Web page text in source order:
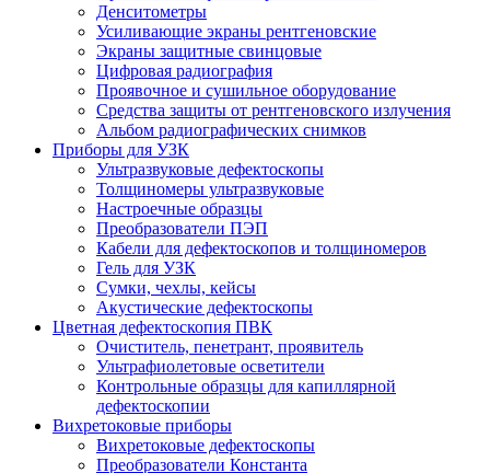
Денситометры
Усиливающие экраны рентгеновские
Экраны защитные свинцовые
Цифровая радиография
Проявочное и сушильное оборудование
Средства защиты от рентгеновского излучения
Альбом радиографических снимков
Приборы для УЗК
Ультразвуковые дефектоскопы
Толщиномеры ультразвуковые
Настроечные образцы
Преобразователи ПЭП
Кабели для дефектоскопов и толщиномеров
Гель для УЗК
Сумки, чехлы, кейсы
Акустические дефектоскопы
Цветная дефектоскопия ПВК
Очиститель, пенетрант, проявитель
Ультрафиолетовые осветители
Контрольные образцы для капиллярной
дефектоскопии
Вихретоковые приборы
Вихретоковые дефектоскопы
Преобразователи Константа